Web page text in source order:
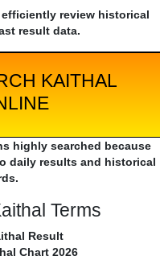
review historical
result data.
KAITHAL
highly searched because
daily results and historical
Terms
Result
Chart 2026